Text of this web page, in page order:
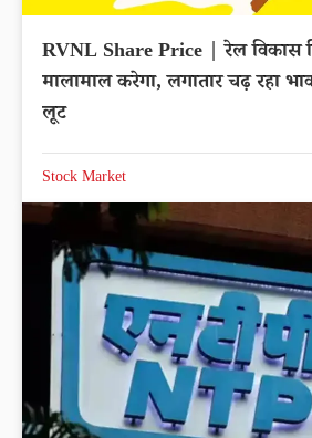
RVNL Share Price | रेल विकास
मालामाल करेगा, लगातार चढ़ रहा
लूट
Stock Market